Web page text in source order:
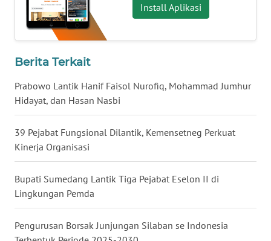
Install Aplikasi
Berita Terkait
Prabowo Lantik Hanif Faisol Nurofiq, Mohammad Jumhur
Hidayat, dan Hasan Nasbi
39 Pejabat Fungsional Dilantik, Kemensetneg Perkuat
Kinerja Organisasi
Bupati Sumedang Lantik Tiga Pejabat Eselon II di
Lingkungan Pemda
Pengurusan Borsak Junjungan Silaban se Indonesia
WN
JATENG
NUSANTARA
JOGJA
WN
JATIM
WN
BALI
WN